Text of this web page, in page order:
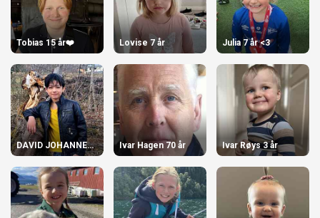
Tobias 15 år❤️ Lovise 7 år Julia 7 år <3
DAVID JOHANNES HJORTHAUG FLØTRE Ivar Hagen 70 år Ivar Røys 3 år